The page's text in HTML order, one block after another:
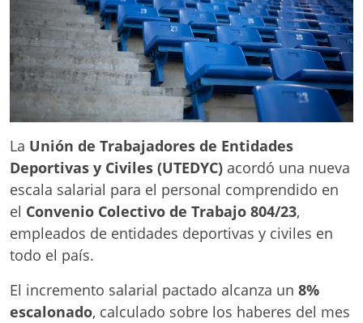
La Unión de Trabajadores de Entidades
Deportivas y Civiles (UTEDYC) acordó una nueva
escala salarial para el personal comprendido en
el Convenio Colectivo de Trabajo 804/23,
empleados de entidades deportivas y civiles en
todo el país.
El incremento salarial pactado alcanza un 8%
escalonado, calculado sobre los haberes del mes